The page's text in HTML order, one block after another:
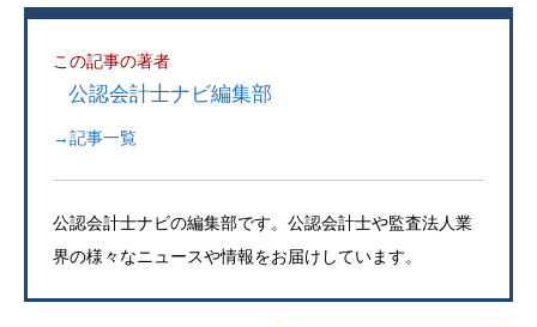
この記事の著者
公認会計士ナビ編集部
→記事一覧
公認会計士ナビの編集部です。公認会計士や監査法人業
界の様々なニュースや情報をお届けしています。